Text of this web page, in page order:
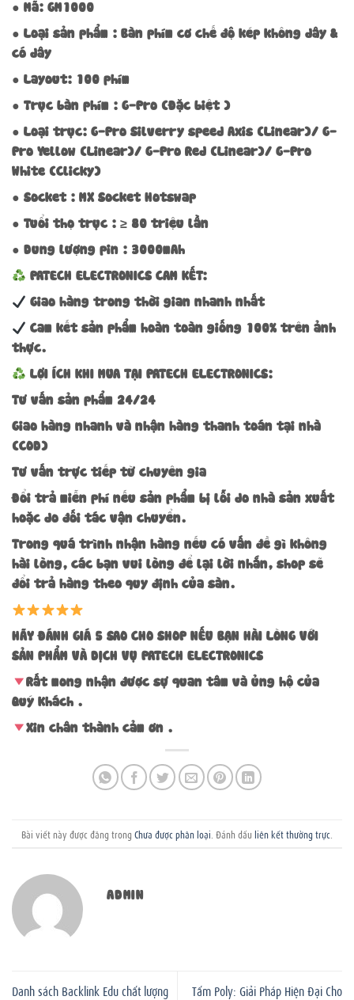
● Mã: GM1000
● Loại sản phẩm : Bàn phím cơ chế độ kép không dây &
có dây
● Layout: 100 phím
● Trục bàn phím : G-Pro (Đặc biệt )
● Loại trục: G-Pro Silverry speed Axis (Linear)/ G-
Pro Yellow (Linear)/ G-Pro Red (Linear)/ G-Pro
White (Clicky)
● Socket : MX Socket Hotswap
● Tuổi thọ trục : ≥ 80 triệu lần
● Dung lượng pin : 3000mAh
PATECH ELECTRONICS CAM KẾT:
Giao hàng trong thời gian nhanh nhất
Cam kết sản phẩm hoàn toàn giống 100% trên ảnh
thực.
LỢI ÍCH KHI MUA TẠI PATECH ELECTRONICS:
Tư vấn sản phẩm 24/24
Giao hàng nhanh và nhận hàng thanh toán tại nhà
(COD)
Tư vấn trực tiếp từ chuyên gia
Đổi trả miễn phí nếu sản phẩm bị lỗi do nhà sản xuất
hoặc do đối tác vận chuyển.
Trong quá trình nhận hàng nếu có vấn đề gì không
hài lòng, các bạn vui lòng để lại lời nhắn, shop sẽ
đổi trả hàng theo quy định của sàn.
HÃY ĐÁNH GIÁ 5 SAO CHO SHOP NẾU BẠN HÀI LÒNG VỚI
SẢN PHẨM VÀ DỊCH VỤ PATECH ELECTRONICS
Rất mong nhận được sự quan tâm và ủng hộ của
Quý Khách .
Xin chân thành cảm ơn .
Bài viết này được đăng trong Chưa được phân loại . Đánh dấu liên kết thường trực
ADMIN
Danh sách Backlink Edu chất lượng
Tấm Poly: Giải Pháp Hiện Đại Cho